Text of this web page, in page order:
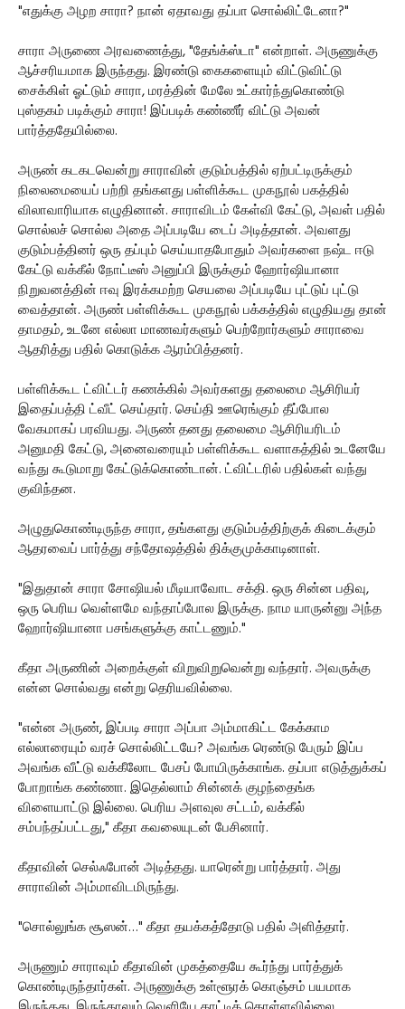
"எதுக்கு அழற சாரா? நான் ஏதாவது தப்பா சொல்லிட்டேனா?"
சாரா அருணை அரவணைத்து, "தேங்க்ஸ்டா" என்றாள். அருணுக்கு
ஆச்சரியமாக இருந்தது. இரண்டு கைகளையும் விட்டுவிட்டு
சைக்கிள் ஓட்டும் சாரா, மரத்தின் மேலே உட்கார்ந்துகொண்டு
புஸ்தகம் படிக்கும் சாரா! இப்படிக் கண்ணீர் விட்டு அவன்
பார்த்ததேயில்லை.
அருண் கடகடவென்று சாராவின் குடும்பத்தில் ஏற்பட்டிருக்கும்
நிலைமையைப் பற்றி தங்களது பள்ளிக்கூட முகநூல் பகத்தில்
விலாவாரியாக எழுதினான். சாராவிடம் கேள்வி கேட்டு, அவள் பதில்
சொல்லச் சொல்ல அதை அப்படியே டைப் அடித்தான். அவளது
குடும்பத்தினர் ஒரு தப்பும் செய்யாதபோதும் அவர்களை நஷ்ட ஈடு
கேட்டு வக்கீல் நோட்டீஸ் அனுப்பி இருக்கும் ஹோர்ஷியானா
நிறுவனத்தின் ஈவு இரக்கமற்ற செயலை அப்படியே புட்டுப் புட்டு
வைத்தான். அருண் பள்ளிக்கூட முகநூல் பக்கத்தில் எழுதியது தான்
தாமதம், உடனே எல்லா மாணவர்களும் பெற்றோர்களும் சாராவை
ஆதரித்து பதில் கொடுக்க ஆரம்பித்தனர்.
பள்ளிக்கூட ட்விட்டர் கணக்கில் அவர்களது தலைமை ஆசிரியர்
இதைப்பத்தி ட்வீட் செய்தார். செய்தி ஊரெங்கும் தீப்போல
வேகமாகப் பரவியது. அருண் தனது தலைமை ஆசிரியரிடம்
அனுமதி கேட்டு, அனைவரையும் பள்ளிக்கூட வளாகத்தில் உடனேயே
வந்து கூடுமாறு கேட்டுக்கொண்டான். ட்விட்டரில் பதில்கள் வந்து
குவிந்தன.
அழுதுகொண்டிருந்த சாரா, தங்களது குடும்பத்திற்குக் கிடைக்கும்
ஆதரவைப் பார்த்து சந்தோஷத்தில் திக்குமுக்காடினாள்.
"இதுதான் சாரா சோஷியல் மீடியாவோட சக்தி. ஒரு சின்ன பதிவு,
ஒரு பெரிய வெள்ளமே வந்தாப்போல இருக்கு. நாம யாருன்னு அந்த
ஹோர்ஷியானா பசங்களுக்கு காட்டணும்."
கீதா அருணின் அறைக்குள் விறுவிறுவென்று வந்தார். அவருக்கு
என்ன சொல்வது என்று தெரியவில்லை.
"என்ன அருண், இப்படி சாரா அப்பா அம்மாகிட்ட கேக்காம
எல்லாரையும் வரச் சொல்லிட்டயே? அவங்க ரெண்டு பேரும் இப்ப
அவங்க வீட்டு வக்கீலோட பேசப் போயிருக்காங்க. தப்பா எடுத்துக்கப்
போறாங்க கண்ணா. இதெல்லாம் சின்னக் குழந்தைங்க
விளையாட்டு இல்லை. பெரிய அளவுல சட்டம், வக்கீல்
சம்பந்தப்பட்டது," கீதா கவலையுடன் பேசினார்.
கீதாவின் செல்ஃபோன் அடித்தது. யாரென்று பார்த்தார். அது
சாராவின் அம்மாவிடமிருந்து.
"சொல்லுங்க சூஸன்…" கீதா தயக்கத்தோடு பதில் அளித்தார்.
அருணும் சாராவும் கீதாவின் முகத்தையே கூர்ந்து பார்த்துக்
கொண்டிருந்தார்கள். அருணுக்கு உள்ளூரக் கொஞ்சம் பயமாக